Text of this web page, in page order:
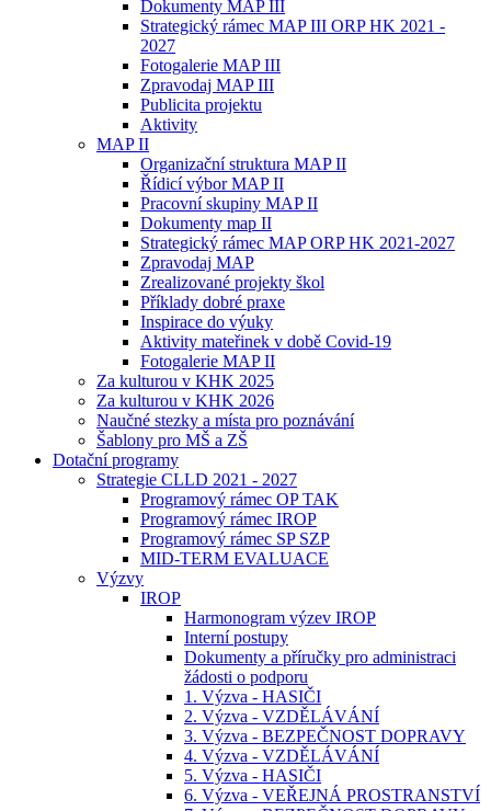
Dokumenty MAP III
Strategický rámec MAP III ORP HK 2021 -
2027
Fotogalerie MAP III
Zpravodaj MAP III
Publicita projektu
Aktivity
MAP II
Organizační struktura MAP II
Řídicí výbor MAP II
Pracovní skupiny MAP II
Dokumenty map II
Strategický rámec MAP ORP HK 2021-2027
Zpravodaj MAP
Zrealizované projekty škol
Příklady dobré praxe
Inspirace do výuky
Aktivity mateřinek v době Covid-19
Fotogalerie MAP II
Za kulturou v KHK 2025
Za kulturou v KHK 2026
Naučné stezky a místa pro poznávání
Šablony pro MŠ a ZŠ
Dotační programy
Strategie CLLD 2021 - 2027
Programový rámec OP TAK
Programový rámec IROP
Programový rámec SP SZP
MID-TERM EVALUACE
Výzvy
IROP
Harmonogram výzev IROP
Interní postupy
Dokumenty a příručky pro administraci
žádosti o podporu
1. Výzva - HASIČI
2. Výzva - VZDĚLÁVÁNÍ
3. Výzva - BEZPEČNOST DOPRAVY
4. Výzva - VZDĚLÁVÁNÍ
5. Výzva - HASIČI
6. Výzva - VEŘEJNÁ PROSTRANSTVÍ